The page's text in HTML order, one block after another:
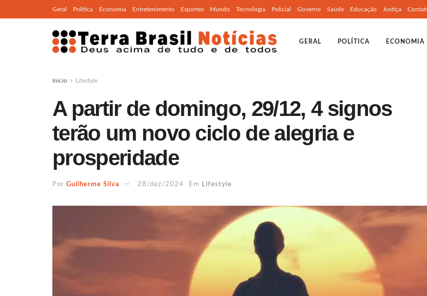
Geral Política Economia Entretenimento Esportes Mundo Tecnologia Policial Governo Saúde Educação Justiça
GERAL POLÍTICA ECONOMIA
Início Lifestyle
A partir de domingo, 29/12, 4 signos
terão um novo ciclo de alegria e
prosperidade
Por Guilherme Silva 28/dez/2024 Em Lifestyle